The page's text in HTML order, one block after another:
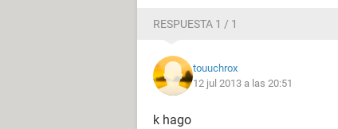
RESPUESTA 1 / 1
touuchrox
12 jul 2013 a las 20:51
k hago